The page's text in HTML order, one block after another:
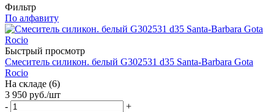
Фильтр
По алфавиту
Быстрый просмотр
Смеситель силикон. белый G302531 d35 Santa-Barbara Gota
Rocio
На складе (6)
3 950 руб./шт
-
+